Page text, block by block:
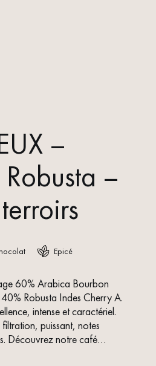
–
–
Epicé
60% Arabica Bourbon
Robusta Indes Cherry A.
intense et caractériel.
puissant, notes
Découvrez notre café
délicieux.